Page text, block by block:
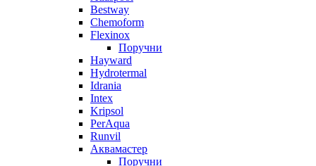
Bestway
Chemoform
Flexinox
Поручни
Hayward
Hydrotermal
Idrania
Intex
Kripsol
PerAqua
Runvil
Аквамастер
Поручни